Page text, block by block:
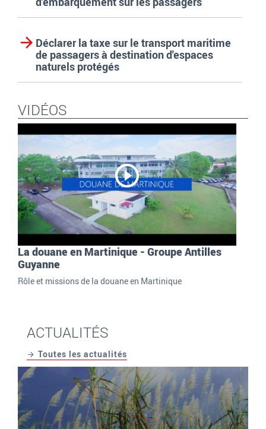
Déclarer la taxe sur le transport maritime
de passagers à destination d'espaces
naturels protégés
VIDÉOS
La douane en Martinique - Groupe Antilles
Guyanne
Rôle et missions de la douane en Martinique
ACTUALITÉS
Toutes les actualités